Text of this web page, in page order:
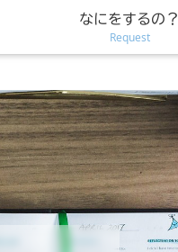
なにをするの？
Request